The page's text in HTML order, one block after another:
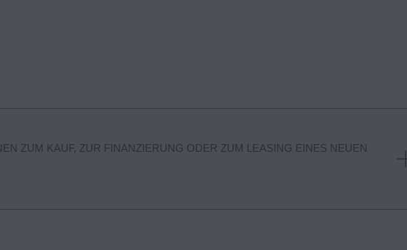
ZUM KAUF, ZUR FINANZIERUNG ODER ZUM LEASING EINES NEUEN